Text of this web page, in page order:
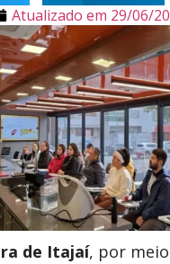
Atualizado em 29/06/
de Itajaí, por